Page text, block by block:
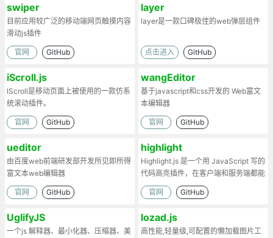
swiper
目前应用较广泛的移动端网页触摸内容
滑动js插件
官网 GitHub
layer
layer是一款口碑极佳的web弹层组件
点击进入 GitHub
iScroll.js
IScroll是移动页面上被使用的一款仿系
统滚动插件。
官网 GitHub
wangEditor
基于javascript和css开发的 Web富文
本编辑器
官网 GitHub
ueditor
由百度web前端研发部开发所见即所得
富文本web编辑器
官网 GitHub
highlight
Highlight.js 是一个用 JavaScript 写的
代码高亮插件，在客户端和服务端都能
工作。
官网 GitHub
UglifyJS
一个js 解释器、最小化器、压缩器、美
lozad.js
高性能,轻量级,可配置的懒加载图片工